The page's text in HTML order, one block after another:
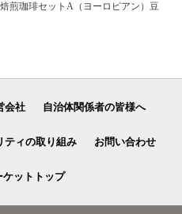
煎珈琲セットA（ヨーロピアン）豆
会社 自治体関係者の皆様へ
ティの取り組み お問い合わせ
ットトップ